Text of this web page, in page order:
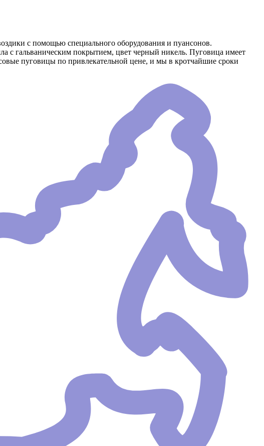
с помощью специального оборудования и пуансонов.
с гальваническим покрытием, цвет черный никель. Пуговица имеет
пуговицы по привлекательной цене, и мы в кротчайшие сроки